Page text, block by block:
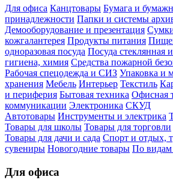
Для офиса Канцтовары Бумага и
принадлежности Папки и системы
Демооборудование и презентация
кожгалантерея Продукты питания
одноразовая посуда Посуда стеклянная
гигиена, химия Средства пожарной
Рабочая спецодежда и СИЗ Упаковка и
хранения Мебель Интерьер Текстиль
и периферия Бытовая техника Офисная
коммуникации Электроника СКУД
Автотовары Инструменты и электрика
Товары для школы Товары для торговли
Товары для дачи и сада Спорт и отдых,
сувениры Новогодние товары По видам
Для офиса